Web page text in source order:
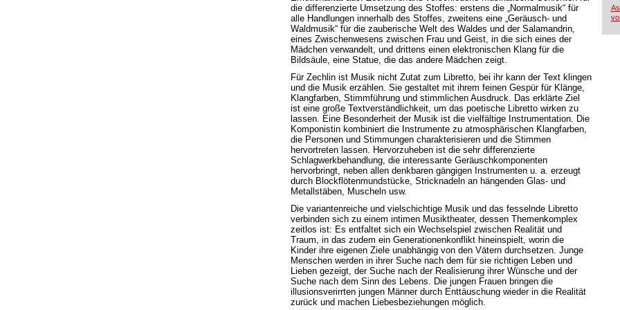
die differenzierte Umsetzung des Stoffes: erstens die „Normalmusik“ für
alle Handlungen innerhalb des Stoffes, zweitens eine „Geräusch- und
Waldmusik“ für die zauberische Welt des Waldes und der Salamandrin,
eines Zwischenwesens zwischen Frau und Geist, in die sich eines der
Mädchen verwandelt, und drittens einen elektronischen Klang für die
Bildsäule, eine Statue, die das andere Mädchen zeigt.
Für Zechlin ist Musik nicht Zutat zum Libretto, bei ihr kann der Text klingen
und die Musik erzählen. Sie gestaltet mit ihrem feinen Gespür für Klänge,
Klangfarben, Stimmführung und stimmlichen Ausdruck. Das erklärte Ziel
ist eine große Textverständlichkeit, um das poetische Libretto wirken zu
lassen. Eine Besonderheit der Musik ist die vielfältige Instrumentation. Die
Komponistin kombiniert die Instrumente zu atmosphärischen Klangfarben,
die Personen und Stimmungen charakterisieren und die Stimmen
hervortreten lassen. Hervorzuheben ist die sehr differenzierte
Schlagwerkbehandlung, die interessante Geräuschkomponenten
hervorbringt, neben allen denkbaren gängigen Instrumenten u. a. erzeugt
durch Blockflötenmundstücke, Stricknadeln an hängenden Glas- und
Metallstäben, Muscheln usw.
Die variantenreiche und vielschichtige Musik und das fesselnde Libretto
verbinden sich zu einem intimen Musiktheater, dessen Themenkomplex
zeitlos ist: Es entfaltet sich ein Wechselspiel zwischen Realität und
Traum, in das zudem ein Generationenkonflikt hineinspielt, worin die
Kinder ihre eigenen Ziele unabhängig von den Vätern durchsetzen. Junge
Menschen werden in ihrer Suche nach dem für sie richtigen Leben und
Lieben gezeigt, der Suche nach der Realisierung ihrer Wünsche und der
Suche nach dem Sinn des Lebens. Die jungen Frauen bringen die
illusionsverirrten jungen Männer durch Enttäuschung wieder in die Realität
zurück und machen Liebesbeziehungen möglich.